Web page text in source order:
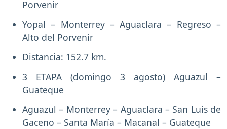
Porvenir
Yopal – Monterrey – Aguaclara – Regreso –
Alto del Porvenir
Distancia: 152.7 km.
3 ETAPA (domingo 3 agosto) Aguazul –
Guateque
Aguazul – Monterrey – Aguaclara – San Luis de
Gaceno – Santa María – Macanal – Guateque